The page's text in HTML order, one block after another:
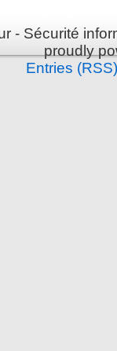
- Sécurité
proudly
Entries (RSS)